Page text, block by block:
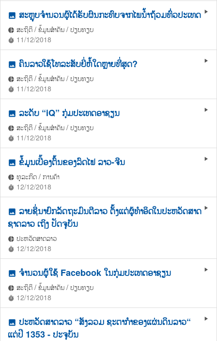
play_arrow
photo ສະຫຼຸບຈຳນວນຜູ້ໄດ້ຮັບຜົນກະທົບຈາກໄພນ້ຳຖ້ວມທົ່ວປະເທດ
pie_chart ສະຖິຕິ / ຂໍ້ມູນສຳຄັນ / ປຽບທຽບ
timer 11/12/2018
play_arrow
photo ຄົນລາວໃຊ້ໂທລະສັບຍີ່ຫໍ້ໃດຫຼາຍທີ່ສຸດ?
pie_chart ສະຖິຕິ / ຂໍ້ມູນສຳຄັນ / ປຽບທຽບ
timer 11/12/2018
play_arrow
photo ລະດັບ “iQ” ກຸ່ມປະເທດອາຊຽນ
pie_chart ສະຖິຕິ / ຂໍ້ມູນສຳຄັນ / ປຽບທຽບ
timer 11/12/2018
play_arrow
photo ຂໍ້ມູນເບື້ອງຕົ້ນຂອງລົດໄຟ ລາວ-ຈີນ
pie_chart ທຸລະກິດ / ການຄ້າ
timer 12/12/2018
play_arrow
photo ລາຍຊື່ນາຍົກລັດຖະມົນຕີລາວ ຕັ້ງແຕ່ຜູ້ທຳອິດໃນປະຫວັດສາດ
ຊາດລາວ ເຖິງ ປັດຈຸບັນ
pie_chart ປະຫວັດສາດລາວ
timer 12/12/2018
play_arrow
photo ຈໍານວນຜູ້ໃຊ້ Facebook ໃນກຸ່ມປະເທດອາຊຽນ
pie_chart ສະຖິຕິ / ຂໍ້ມູນສຳຄັນ / ປຽບທຽບ
timer 12/12/2018
play_arrow
photo ປະຫວັດສາດລາວ “ສັງລວມ ຊະຕາກຳຂອງແຜ່ນດິນລາວ“
ແຕ່ປີ 1353 - ປະຈຸບັນ